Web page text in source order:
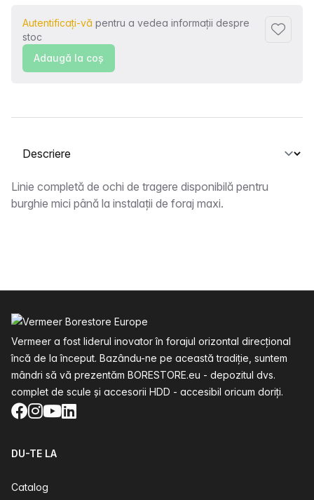
Autentificați-vă pentru a vedea informații despre
stoc
Adaugă la coş
Selectați o filă
Descriere
Linie completă de ochi de tragere disponibilă pentru
burghie mici până la instalații de foraj maxi.
Vermeer a fost liderul inovator în forajul orizontal direcțional
încă de la început. Bazându-ne pe această tradiție, suntem
mândri să vă prezentăm BORESTORE.eu - depozitul dvs.
complet de scule și accesorii HDD - accesibil oricum doriți.
Facebook
Instagram
YouTube
LinkedIn
DU-TE LA
Catalog